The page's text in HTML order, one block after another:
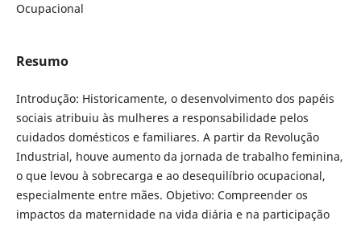
Ocupacional
Resumo
Introdução: Historicamente, o desenvolvimento dos papéis
sociais atribuiu às mulheres a responsabilidade pelos
cuidados domésticos e familiares. A partir da Revolução
Industrial, houve aumento da jornada de trabalho feminina,
o que levou à sobrecarga e ao desequilíbrio ocupacional,
especialmente entre mães. Objetivo: Compreender os
impactos da maternidade na vida diária e na participação